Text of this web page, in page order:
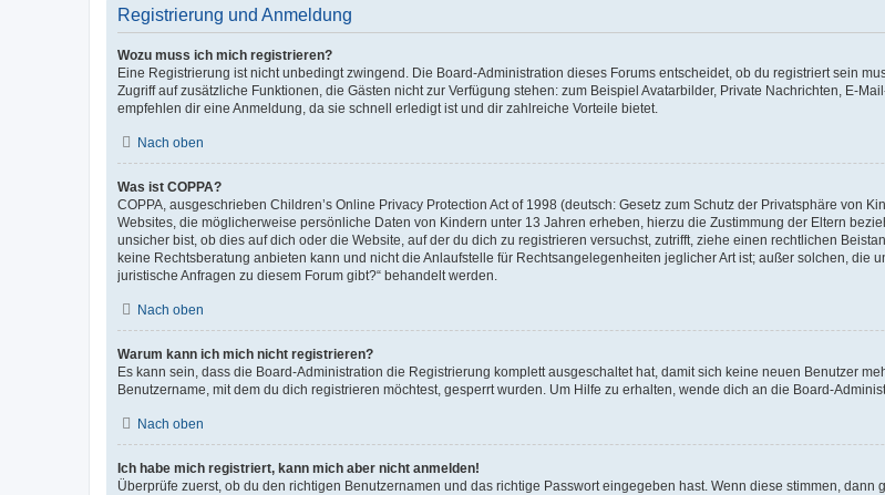
Registrierung und Anmeldung
Wozu muss ich mich registrieren?
Eine Registrierung ist nicht unbedingt zwingend. Die Board-Administration dieses Forums entscheidet, ob du registriert sein
Zugriff auf zusätzliche Funktionen, die Gästen nicht zur Verfügung stehen: zum Beispiel Avatarbilder, Private Nachrichten, E-
empfehlen dir eine Anmeldung, da sie schnell erledigt ist und dir zahlreiche Vorteile bietet.
Nach oben
Was ist COPPA?
COPPA, ausgeschrieben Children’s Online Privacy Protection Act of 1998 (deutsch: Gesetz zum Schutz der Privatsphäre von
Websites, die möglicherweise persönliche Daten von Kindern unter 13 Jahren erheben, hierzu die Zustimmung der Eltern
unsicher bist, ob dies auf dich oder die Website, auf der du dich zu registrieren versuchst, zutrifft, ziehe einen rechtlichen
keine Rechtsberatung anbieten kann und nicht die Anlaufstelle für Rechtsangelegenheiten jeglicher Art ist; außer solchen, die
juristische Anfragen zu diesem Forum gibt?“ behandelt werden.
Nach oben
Warum kann ich mich nicht registrieren?
Es kann sein, dass die Board-Administration die Registrierung komplett ausgeschaltet hat, damit sich keine neuen Benutzer
Benutzername, mit dem du dich registrieren möchtest, gesperrt wurden. Um Hilfe zu erhalten, wende dich an die Board-
Nach oben
Ich habe mich registriert, kann mich aber nicht anmelden!
Überprüfe zuerst, ob du den richtigen Benutzernamen und das richtige Passwort eingegeben hast. Wenn diese stimmen, dann